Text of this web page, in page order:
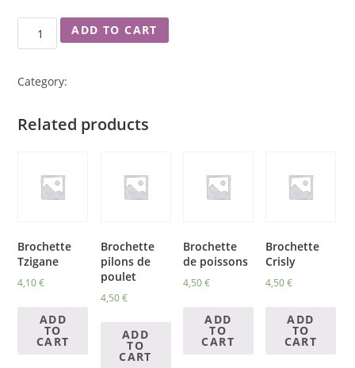
ADD TO CART
Category:
Related products
Brochette
Tzigane
4,10€
ADD
TO
CART
Brochette
pilons de
poulet
4,50€
ADD
TO
CART
Brochette
de poissons
4,50€
ADD
TO
CART
Brochette
Crisly
4,50€
ADD
TO
CART